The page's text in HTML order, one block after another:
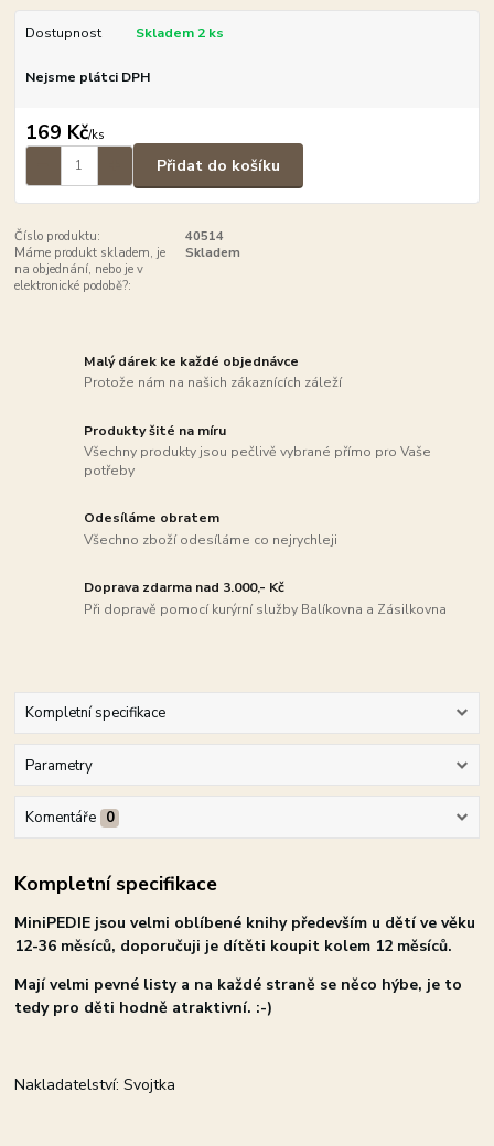
Dostupnost Skladem 2 ks
Nejsme plátci DPH
169 Kč/ks
Přidat do košíku
Číslo produktu:
40514
Máme produkt skladem, je
na objednání, nebo je v
elektronické podobě?:
Skladem
Malý dárek ke každé objednávce
Protože nám na našich zákaznících záleží
Produkty šité na míru
Všechny produkty jsou pečlivě vybrané přímo pro Vaše
potřeby
Odesíláme obratem
Všechno zboží odesíláme co nejrychleji
Doprava zdarma nad 3.000,- Kč
Při dopravě pomocí kurýrní služby Balíkovna a Zásilkovna
Kompletní specifikace
Parametry
Komentáře 0
Kompletní specifikace
MiniPEDIE jsou velmi oblíbené knihy především u dětí ve věku
12-36 měsíců, doporučuji je dítěti koupit kolem 12 měsíců.
Mají velmi pevné listy a na každé straně se něco hýbe, je to
tedy pro děti hodně atraktivní. :-)
Nakladatelství: Svojtka